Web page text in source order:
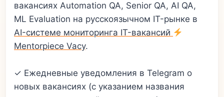
вакансиях Automation QA, Senior QA, AI QA,
ML Evaluation на русскоязычном IT-рынке в
AI-системе мониторинга IT-вакансий
Mentorpiece Vacy.
✓ Ежедневные уведомления в Telegram о
новых вакансиях (с указанием названия